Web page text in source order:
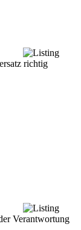
richtig
Verantwortung